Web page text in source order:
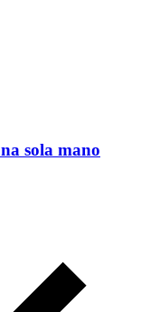
sola mano